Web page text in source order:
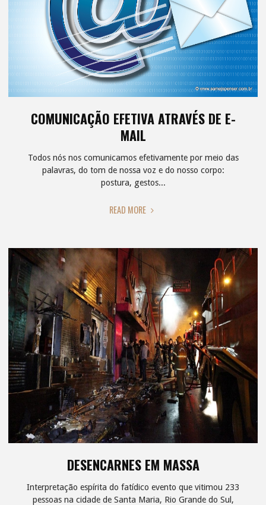
ESPIRITISMO"
COMUNICAÇÃO EFETIVA ATRAVÉS DE E-
MAIL
Todos nós nos comunicamos efetivamente por meio das
palavras, do tom de nossa voz e do nosso corpo:
postura, gestos...
READ MORE "COMUNICAÇÃO
DE
E-
MAIL"
DESENCARNES EM MASSA
Interpretação espírita do fatídico evento que vitimou 233
pessoas na cidade de Santa Maria, Rio Grande do Sul,